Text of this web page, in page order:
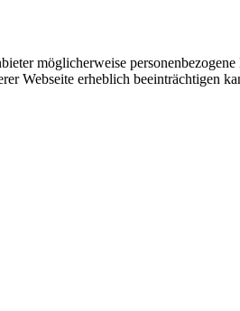
möglicherweise
Webseite erheblich beeinträchtigen